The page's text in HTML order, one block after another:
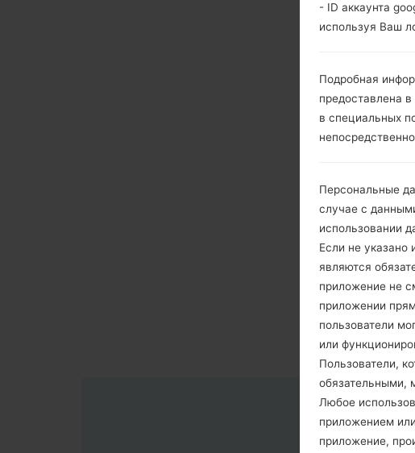
- ID аккаунта
используя Ваш
Подробная
предоставлена
в специальных
Персональные
случае с
использовании
Если не указано
являются
приложение не
приложении
пользователи
или
Пользователи,
обязательными,
Любое
приложением
приложение,